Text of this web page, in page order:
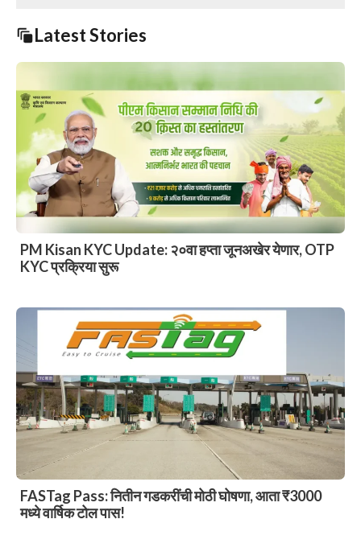
Latest Stories
PM Kisan KYC Update: २०वा हप्ता जूनअखेर येणार, OTP
KYC प्रक्रिया सुरू
FASTag Pass: नितीन गडकरींची मोठी घोषणा, आता ₹3000
मध्ये वार्षिक टोल पास!